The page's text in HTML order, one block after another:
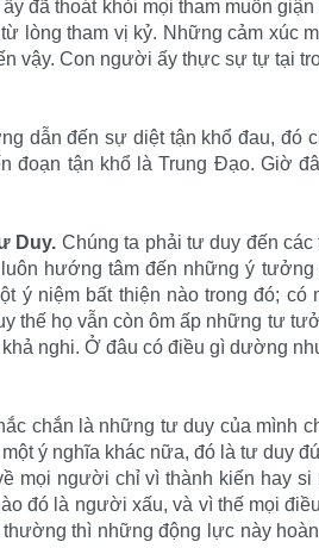
đã thoát khỏi mọi tham muốn
lòng tham vị kỷ. Những cảm xúc
vậy. Con người ấy thực sự tự tại
dẫn đến sự diệt tận khổ đau, đó
đoạn tận khổ là Trung Ðạo. Giờ
Duy. Chúng ta phải tư duy đến
hướng tâm đến những ý
ý niệm bất thiện nào trong đó;
thế họ vẫn còn ôm ấp những tư
nghi. Ở đâu có điều gì dường
chắn là những tư duy của mình
ý nghĩa khác nữa, đó là tư duy
mọi người chỉ vì thành kiến hay
đó là người xấu, và vì thế mọi
thì những động lực này